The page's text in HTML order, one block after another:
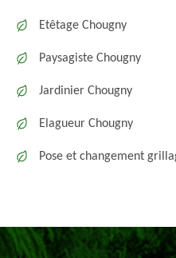
Etêtage Chougny
Paysagiste Chougny
Jardinier Chougny
Elagueur Chougny
Pose et changement